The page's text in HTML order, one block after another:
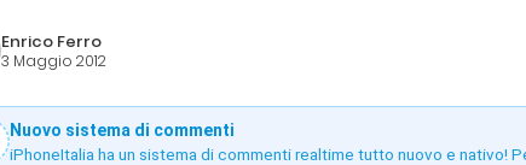
Enrico Ferro
3 Maggio 2012
Nuovo sistema di commenti
iPhoneItalia ha un sistema di commenti realtime tutto nuovo e nativo!